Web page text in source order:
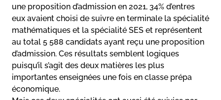
une proposition d’admission en 2021, 34% d’entres
eux avaient choisi de suivre en terminale la spécialité
mathématiques et la spécialité SES et représentent
au total 5 588 candidats ayant reçu une proposition
d’admission. Ces résultats semblent logiques
puisqu’il s’agit des deux matières les plus
importantes enseignées une fois en classe prépa
économique.